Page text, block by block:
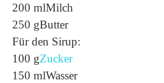
200 mlMilch
250 gButter
Für den Sirup:
100 gZucker
150 mlWasser